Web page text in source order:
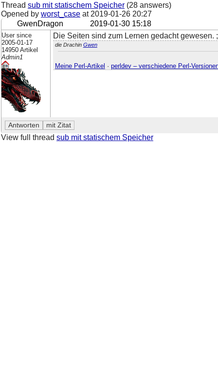
Thread sub mit statischem Speicher (28 answers)
Opened by worst_case at 2019-01-26 20:27
GwenDragon
2019-01-30 15:18
User since
2005-01-17
14950 Artikel
Admin1
Die Seiten sind zum Lernen gedacht gewesen.
die Drachin Gwen
Meine Perl-Artikel · perldev – verschiedene Perl-
View full thread sub mit statischem Speicher